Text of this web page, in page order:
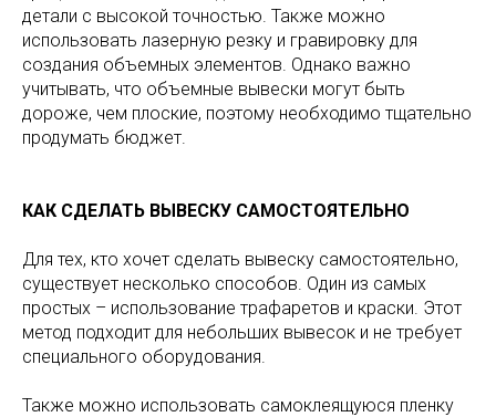
детали с высокой точностью. Также можно
использовать лазерную резку и гравировку для
создания объемных элементов. Однако важно
учитывать, что объемные вывески могут быть
дороже, чем плоские, поэтому необходимо тщательно
продумать бюджет.
КАК СДЕЛАТЬ ВЫВЕСКУ САМОСТОЯТЕЛЬНО
Для тех, кто хочет сделать вывеску самостоятельно,
существует несколько способов. Один из самых
простых – использование трафаретов и краски. Этот
метод подходит для небольших вывесок и не требует
специального оборудования.
Также можно использовать самоклеящуюся пленку